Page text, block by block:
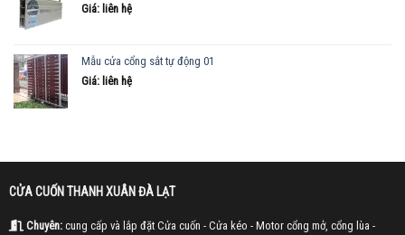
Giá: liên hệ
Mẫu cửa cổng sắt tự động 01
Giá: liên hệ
CỬA CUỐN THANH XUÂN ĐÀ LẠT
Chuyên:cung cấp và lắp đặt Cửa cuốn - Cửa kéo - Motor cổng mở, cổng lùa -